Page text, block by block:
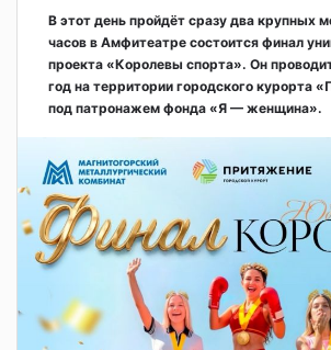
В этот день пройдёт сразу два крупных
часов в Амфитеатре состоится финал
проекта «Королевы спорта». Он
год на территории городского курорта
под патронажем фонда «Я — женщина».